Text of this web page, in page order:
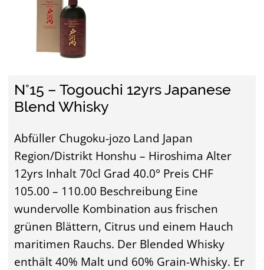
N°15 – Togouchi 12yrs Japanese
Blend Whisky
Abfüller Chugoku-jozo Land Japan
Region/Distrikt Honshu – Hiroshima Alter
12yrs Inhalt 70cl Grad 40.0° Preis CHF
105.00 – 110.00 Beschreibung Eine
wundervolle Kombination aus frischen
grünen Blättern, Citrus und einem Hauch
maritimen Rauchs. Der Blended Whisky
enthält 40% Malt und 60% Grain-Whisky. Er